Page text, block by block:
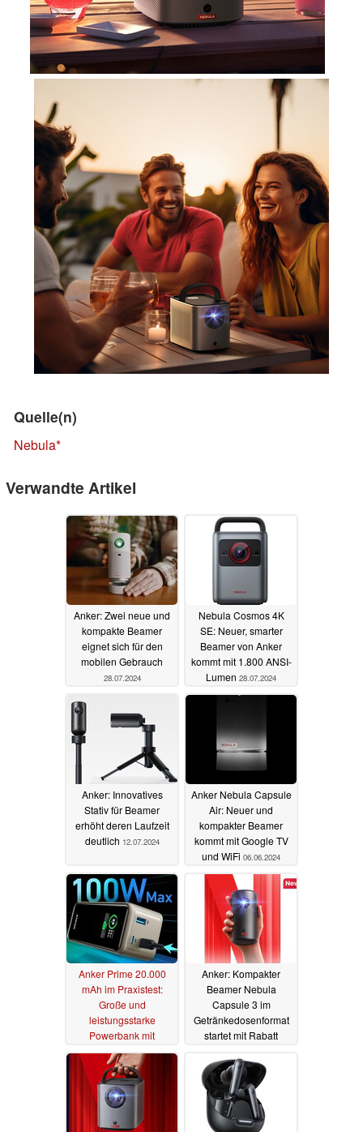
Quelle(n)
Nebula
Verwandte Artikel
Anker: Zwei neue und
kompakte Beamer
eignet sich für den
mobilen Gebrauch
28.07.2024
Nebula Cosmos 4K
SE: Neuer, smarter
Beamer von Anker
kommt mit 1.800 ANSI-
Lumen 28.07.2024
Anker: Innovatives
Stativ für Beamer
erhöht deren Laufzeit
deutlich 12.07.2024
Anker Nebula Capsule
Air: Neuer und
kompakter Beamer
kommt mit Google TV
und WiFi 06.06.2024
Anker Prime 20.000
mAh im Praxistest:
Große und
leistungsstarke
Powerbank mit
praktischem Display
30.12.2023
Anker: Kompakter
Beamer Nebula
Capsule 3 im
Getränkedosenformat
startet mit Rabatt